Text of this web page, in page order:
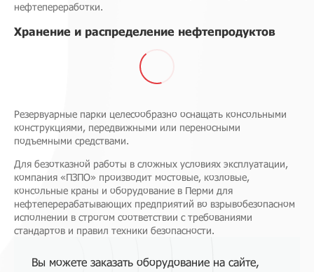
нефтепереработки.
Хранение и распределение нефтепродуктов
Резервуарные парки целесообразно оснащать консольными
конструкциями, передвижными или переносными
подъемными средствами.
Для безотказной работы в сложных условиях эксплуатации,
компания «ПЗПО» производит мостовые, козловые,
консольные краны и оборудование в Перми для
нефтеперерабатывающих предприятий во взрывобезопасном
исполнении в строгом соответствии с требованиями
стандартов и правил техники безопасности.
Вы можете заказать оборудование на сайте,